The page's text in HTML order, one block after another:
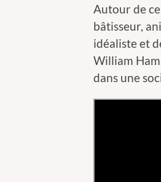
Autour de
bâtisseur,
idéaliste et
William
dans une